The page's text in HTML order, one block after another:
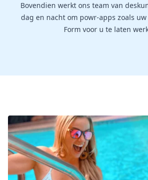
Bovendien werkt ons team van
dag en nacht om powr-apps zoals
Form voor u te laten